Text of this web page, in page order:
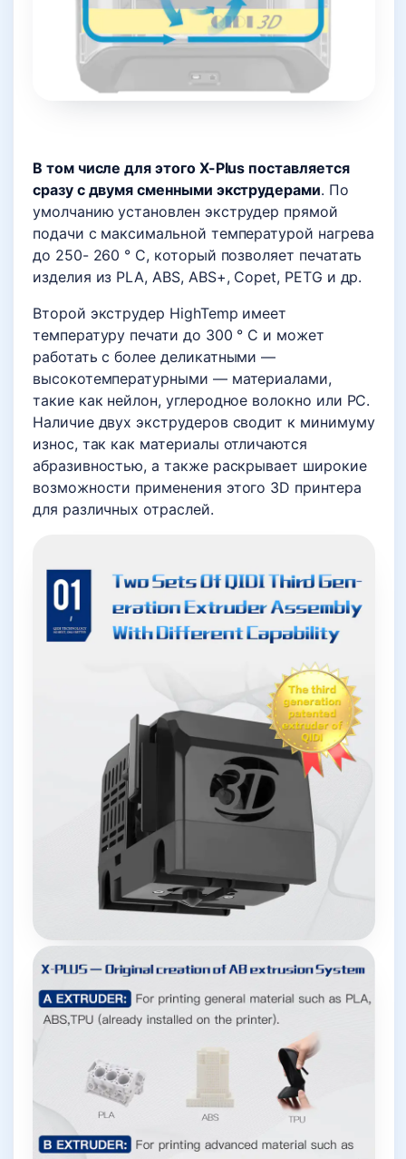
В том числе для этого X-Plus поставляется
сразу с двумя сменными экструдерами. По
умолчанию установлен экструдер прямой
подачи с максимальной температурой нагрева
до 250- 260 ° C, который позволяет печатать
изделия из PLA, ABS, ABS+, Copet, PETG и др.
Второй экструдер HighTemp имеет
температуру печати до 300 ° C и может
работать с более деликатными —
высокотемпературными — материалами,
такие как нейлон, углеродное волокно или PC.
Наличие двух экструдеров сводит к минимуму
износ, так как материалы отличаются
абразивностью, а также раскрывает широкие
возможности применения этого 3D принтера
для различных отраслей.